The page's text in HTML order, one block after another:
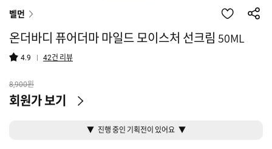
벨먼
온더바디 퓨어더마 마일드 모이스처 선크림 50ML
4.9 42건 리뷰
8,900원
회원가 보기
▼ 진행 중인 기획전이 있어요 ▼